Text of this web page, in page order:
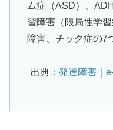
ム症（ASD）、
習障害（限局性学
障害、チック症の7
出典：発達障害｜